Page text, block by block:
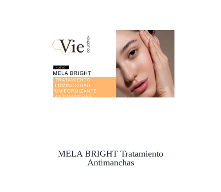
MELA BRIGHT Tratamiento
Antimanchas